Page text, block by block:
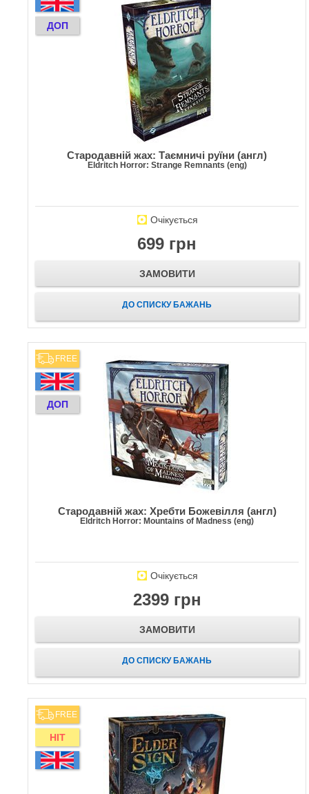
ДОП
Стародавній жах: Таємничі руїни (англ)
Eldritch Horror: Strange Remnants (eng)
Очікується
699 грн
ЗАМОВИТИ
ДО СПИСКУ БАЖАНЬ
FREE
ДОП
Стародавній жах: Хребти Божевілля (англ)
Eldritch Horror: Mountains of Madness (eng)
Очікується
2399 грн
ЗАМОВИТИ
ДО СПИСКУ БАЖАНЬ
FREE
HIT